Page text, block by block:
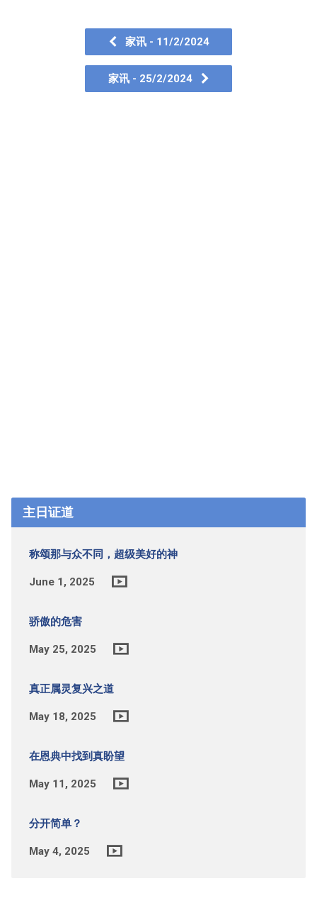
家讯 - 11/2/2024
家讯 - 25/2/2024
主日证道
称颂那与众不同，超级美好的神
June 1, 2025
骄傲的危害
May 25, 2025
真正属灵复兴之道
May 18, 2025
在恩典中找到真盼望
May 11, 2025
分开简单？
May 4, 2025